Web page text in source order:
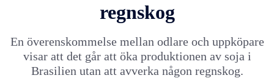
regnskog
En överenskommelse mellan odlare och uppköpare
visar att det går att öka produktionen av soja i
Brasilien utan att avverka någon regnskog.